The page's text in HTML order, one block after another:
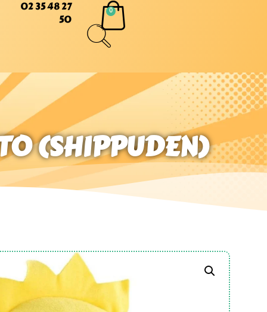
02 35 48 27
50
(SHIPPUDEN)